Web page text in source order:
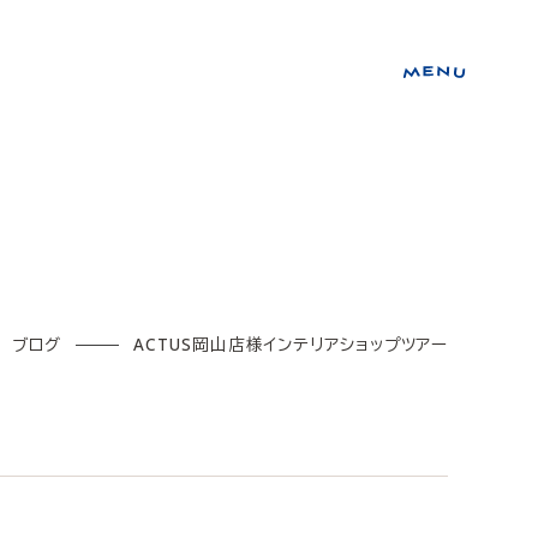
ブログ ACTUS岡山店様インテリアショップツアー